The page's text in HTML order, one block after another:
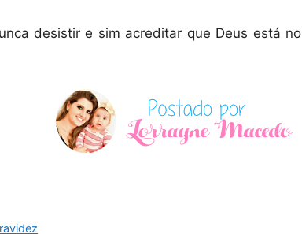
desistir e sim acreditar que Deus está no